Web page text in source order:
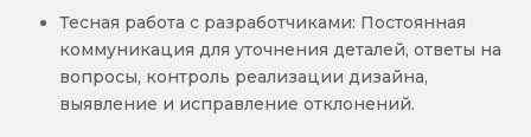
Тесная работа с разработчиками: Постоянная
коммуникация для уточнения деталей, ответы на
вопросы, контроль реализации дизайна,
выявление и исправление отклонений.